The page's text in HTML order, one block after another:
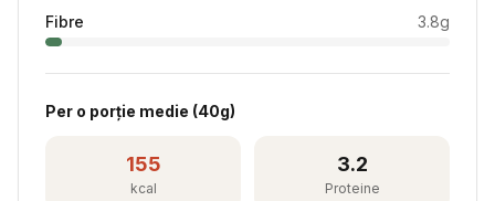
Fibre 3.8g
Per o porție medie (40g)
155
kcal
3.2
Proteine